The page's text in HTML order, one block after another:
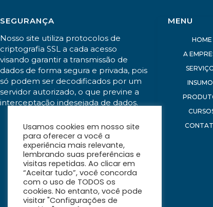
SEGURANÇA
Nosso site utiliza protocolos de
criptografia SSL a cada acesso
visando garantir a transmissão de
dados de forma segura e privada, pois
só podem ser decodificados por um
servidor autorizado, o que previne a
interceptação indesejada de dados.
MENU
HOME
A
Usamos cookies em nosso site
para oferecer a você a
experiência mais relevante,
lembrando suas preferências e
visitas repetidas. Ao clicar em
“Aceitar tudo”, você concorda
com o uso de TODOS os
cookies. No entanto, você pode
visitar "Configurações de